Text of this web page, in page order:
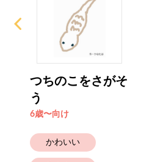
つちのこをさがそ
う
6歳〜向け
かわいい